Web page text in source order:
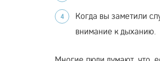
Когда вы заметили
внимание к дыханию.